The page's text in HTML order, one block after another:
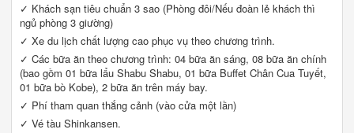
✓ Khách sạn tiêu chuẩn 3 sao (Phòng đôi/Nếu đoàn lẻ khách thì
ngủ phòng 3 giường)
✓ Xe du lịch chất lượng cao phục vụ theo chương trình.
✓ Các bữa ăn theo chương trình: 04 bữa ăn sáng, 08 bữa ăn chính
(bao gồm 01 bữa lẩu Shabu Shabu, 01 bữa Buffet Chân Cua Tuyết,
01 bữa bò Kobe), 2 bữa ăn trên máy bay.
✓ Phí tham quan thắng cảnh (vào cửa một lần)
✓ Vé tàu Shinkansen.